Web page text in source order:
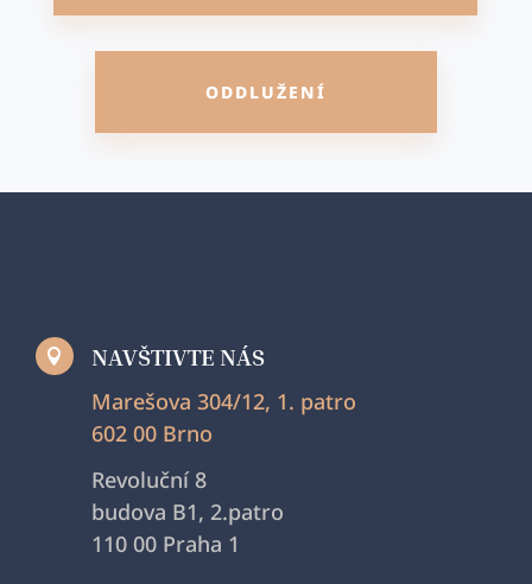
ODDLUŽENÍ

NAVŠTIVTE NÁS
Marešova 304/12, 1. patro
602 00 Brno
Revoluční 8
budova B1, 2.patro
110 00 Praha 1